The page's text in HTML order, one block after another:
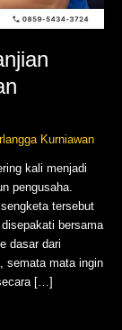
Kurniawan
kali menjadi
pengusaha.
tersebut
bersama
dasar dari
semata mata ingin
[…]